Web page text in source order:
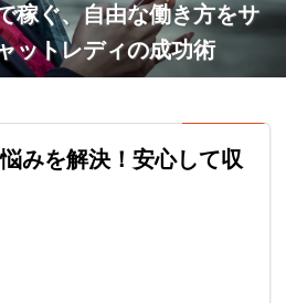
稼ぐ、自由な働き方をサ
ットレディの成功術
みを解決！安心して収